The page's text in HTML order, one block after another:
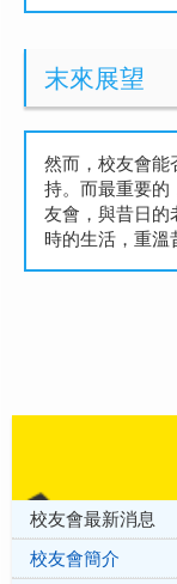
末來展望
然而，校友會能
持。而最重要的
友會，與昔日的
時的生活，重溫
校友會最新消息
校友會簡介